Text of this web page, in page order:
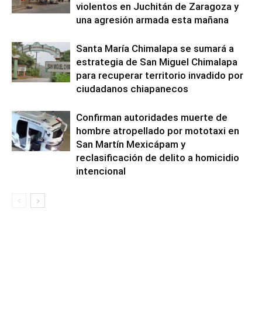
violentos en Juchitán de Zaragoza y
una agresión armada esta mañana
Santa María Chimalapa se sumará a
estrategia de San Miguel Chimalapa
para recuperar territorio invadido por
ciudadanos chiapanecos
Confirman autoridades muerte de
hombre atropellado por mototaxi en
San Martín Mexicápam y
reclasificación de delito a homicidio
intencional